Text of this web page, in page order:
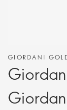
GIORDANI